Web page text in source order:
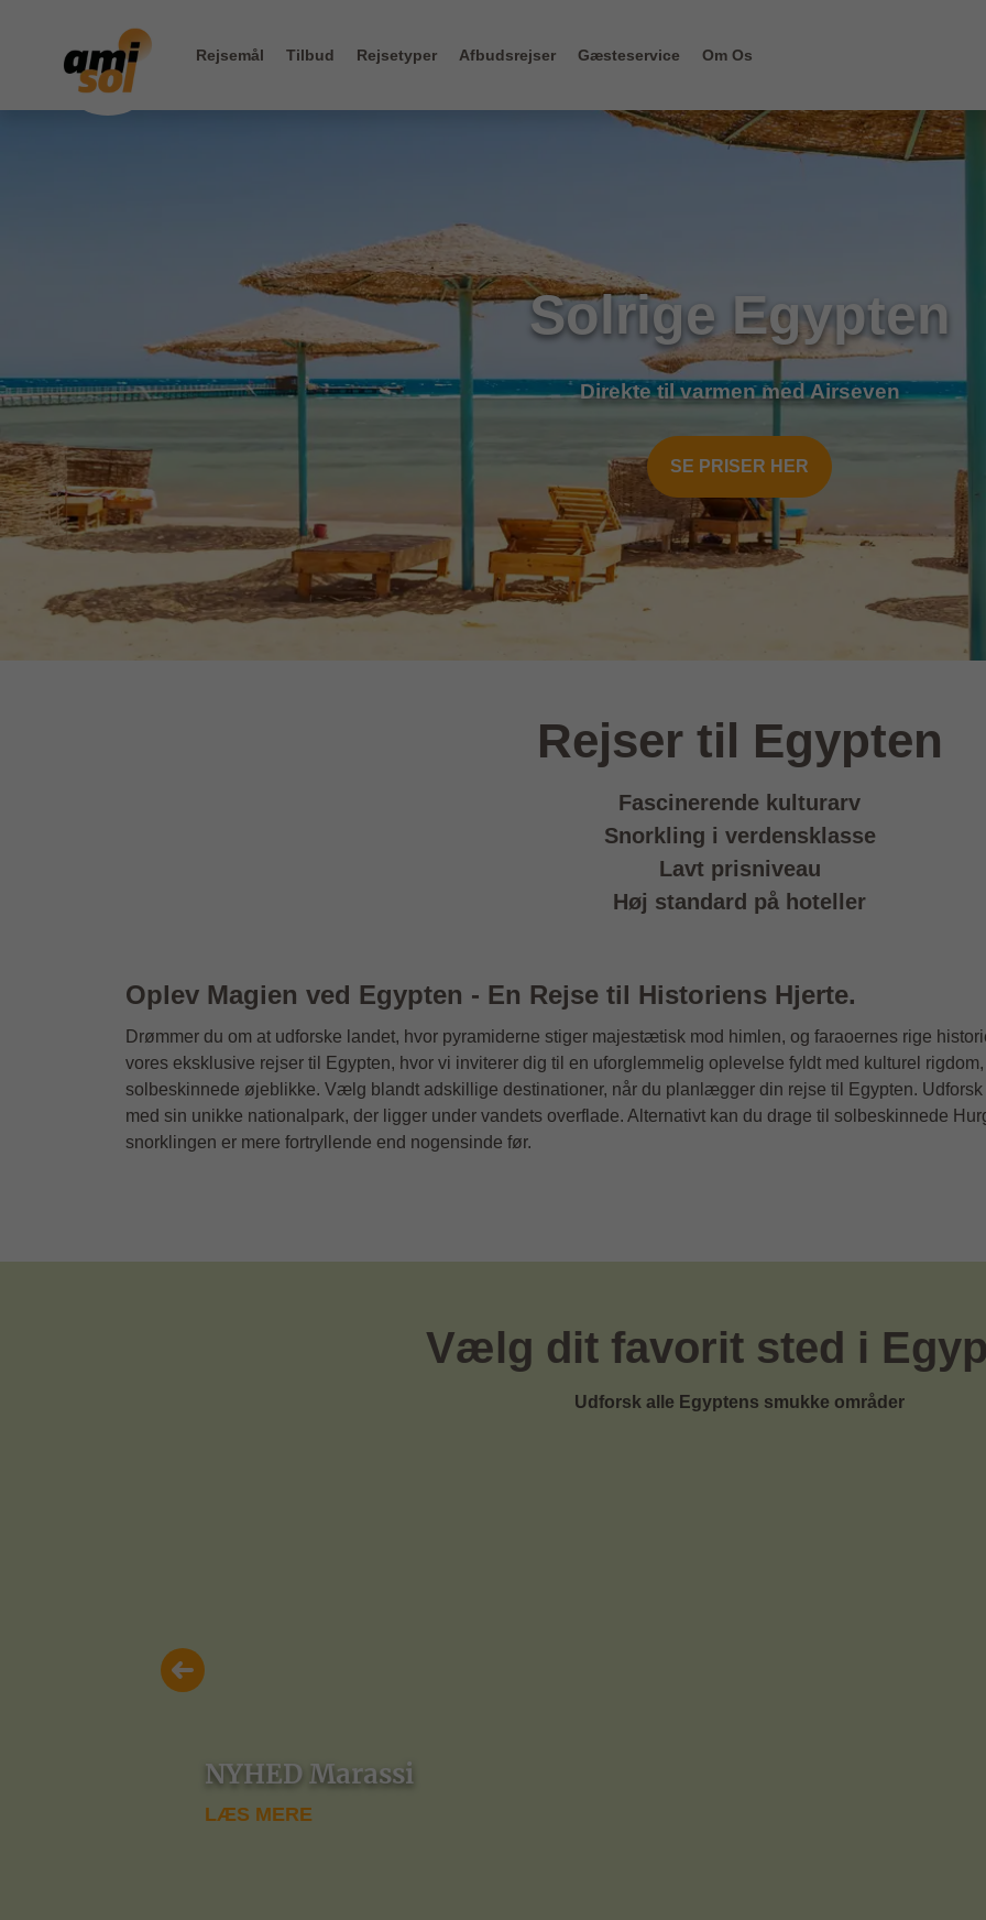
Rejsemål Tilbud Rejsetyper Afbudsrejser Gæsteservice Om Os
Solrige Egypten
Direkte til varmen med Airseven
SE PRISER HER
Rejser til Egypten
Fascinerende kulturarv
Snorkling i verdensklasse
Lavt prisniveau
Høj standard på hoteller
Oplev Magien ved Egypten - En Rejse til Historiens Hjerte.
Drømmer du om at udforske landet, hvor pyramiderne stiger majestætisk mod himlen, og faraoernes rige
vores eksklusive rejser til Egypten, hvor vi inviterer dig til en uforglemmelig oplevelse fyldt med kulturel
solbeskinnede øjeblikke. Vælg blandt adskillige destinationer, når du planlægger din rejse til Egypten.
med sin unikke nationalpark, der ligger under vandets overflade. Alternativt kan du drage til solbeskinnede
snorklingen er mere fortryllende end nogensinde før.
Vælg dit favorit sted i
Udforsk alle Egyptens smukke områder
NYHED Marassi
LÆS MERE